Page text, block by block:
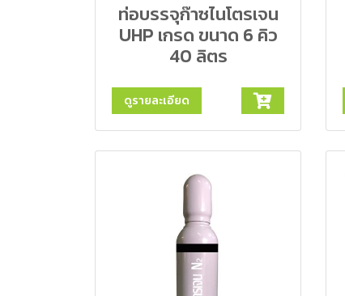
ท่อบรรจุก๊าซไนโตรเจน
UHP เกรด ขนาด 6 คิว
40 ลิตร
ดูรายละเอียด